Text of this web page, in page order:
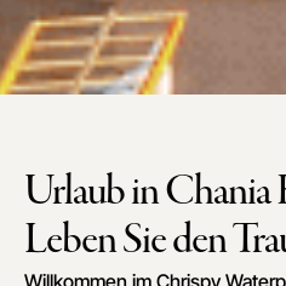
Urlaub in Chania
Leben Sie den
Willkommen im Chrispy